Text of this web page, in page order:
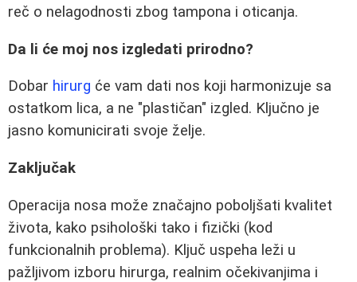
reč o nelagodnosti zbog tampona i oticanja.
Da li će moj nos izgledati prirodno?
Dobar hirurg će vam dati nos koji harmonizuje sa
ostatkom lica, a ne "plastičan" izgled. Ključno je
jasno komunicirati svoje želje.
Zaključak
Operacija nosa može značajno poboljšati kvalitet
života, kako psihološki tako i fizički (kod
funkcionalnih problema). Ključ uspeha leži u
pažljivom izboru hirurga, realnim očekivanjima i